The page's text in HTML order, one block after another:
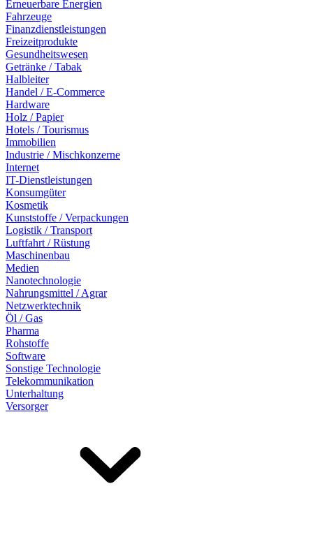
Erneuerbare Energien
Fahrzeuge
Finanzdienstleistungen
Freizeitprodukte
Gesundheitswesen
Getränke / Tabak
Halbleiter
Handel / E-Commerce
Hardware
Holz / Papier
Hotels / Tourismus
Immobilien
Industrie / Mischkonzerne
Internet
IT-Dienstleistungen
Konsumgüter
Kosmetik
Kunststoffe / Verpackungen
Logistik / Transport
Luftfahrt / Rüstung
Maschinenbau
Medien
Nanotechnologie
Nahrungsmittel / Agrar
Netzwerktechnik
Öl / Gas
Pharma
Rohstoffe
Software
Sonstige Technologie
Telekommunikation
Unterhaltung
Versorger